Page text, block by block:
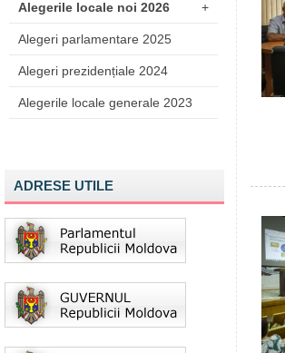
Alegerile locale noi 2026 +
Alegeri parlamentare 2025
Alegeri prezidențiale 2024
Alegerile locale generale 2023
ADRESE UTILE